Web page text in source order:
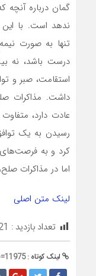
گمان درباره
ندهد است. با
تنها به صورت
درست باشد، نه
استقامت، صبر و
داشت. مذاکرات
عادت دارد،
رسیدن به یک
کرد و به
اما در مذاکرات
لینک متن اصلی
تعداد بازدید :
لینک کوتاه :